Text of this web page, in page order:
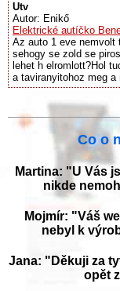
Utv
Autor: Enikő
Elektrické autíčko
Az auto 1 eve nemvolt
sehogy se zold se
lehet h elromlott?Hol
a taviranyitohoz meg
Co o
Martina: "U Vás
nikde
Mojmír: "Váš
nebyl k
Jana: "Děkuji za
opět